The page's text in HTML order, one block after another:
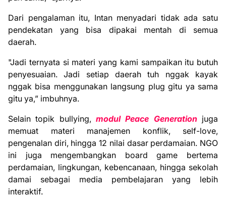
Dari pengalaman itu, Intan menyadari tidak ada satu
pendekatan yang bisa dipakai mentah di semua
daerah.
"Jadi ternyata si materi yang kami sampaikan itu butuh
penyesuaian. Jadi setiap daerah tuh nggak kayak
nggak bisa menggunakan langsung plug gitu ya sama
gitu ya,” imbuhnya.
Selain topik bullying, modul Peace Generationjuga
memuat materi manajemen konflik, self-love,
pengenalan diri, hingga 12 nilai dasar perdamaian. NGO
ini juga mengembangkan board game bertema
perdamaian, lingkungan, kebencanaan, hingga sekolah
damai sebagai media pembelajaran yang lebih
interaktif.